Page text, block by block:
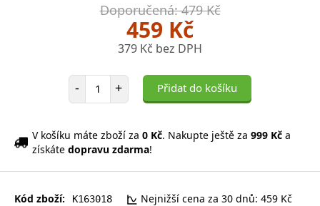
Doporučená: 479 Kč
459 Kč
379 Kč bez DPH
- Počet položek
+ Přidat do košíku
V košíku máte zboží za 0 Kč. Nakupte ještě za 999 Kč a
získáte dopravu zdarma!
Kód zboží: K163018
Nejnižší cena za 30 dnů: 459 Kč